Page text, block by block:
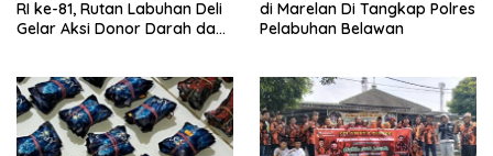
RI ke-81, Rutan Labuhan Deli
Gelar Aksi Donor Darah dan
di Marelan Di Tangkap Polres
Pelabuhan Belawan